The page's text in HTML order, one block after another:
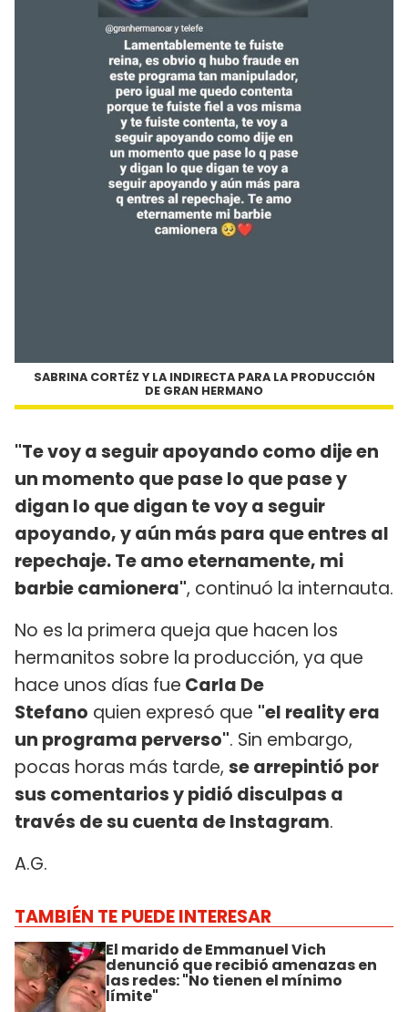
SABRINA CORTÉZ Y LA INDIRECTA PARA LA PRODUCCIÓN
DE GRAN HERMANO
"Te voy a seguir apoyando como dije en
un momento que pase lo que pase y
digan lo que digan te voy a seguir
apoyando, y aún más para que entres al
repechaje. Te amo eternamente, mi
barbie camionera", continuó la internauta.
No es la primera queja que hacen los
hermanitos sobre la producción, ya que
hace unos días fue Carla De
Stefano quien expresó que "el reality era
un programa perverso". Sin embargo,
pocas horas más tarde, se arrepintió por
sus comentarios y pidió disculpas a
través de su cuenta de Instagram.
A.G.
TAMBIÉN TE PUEDE INTERESAR
El marido de Emmanuel Vich
denunció que recibió amenazas en
las redes: "No tienen el mínimo
límite"